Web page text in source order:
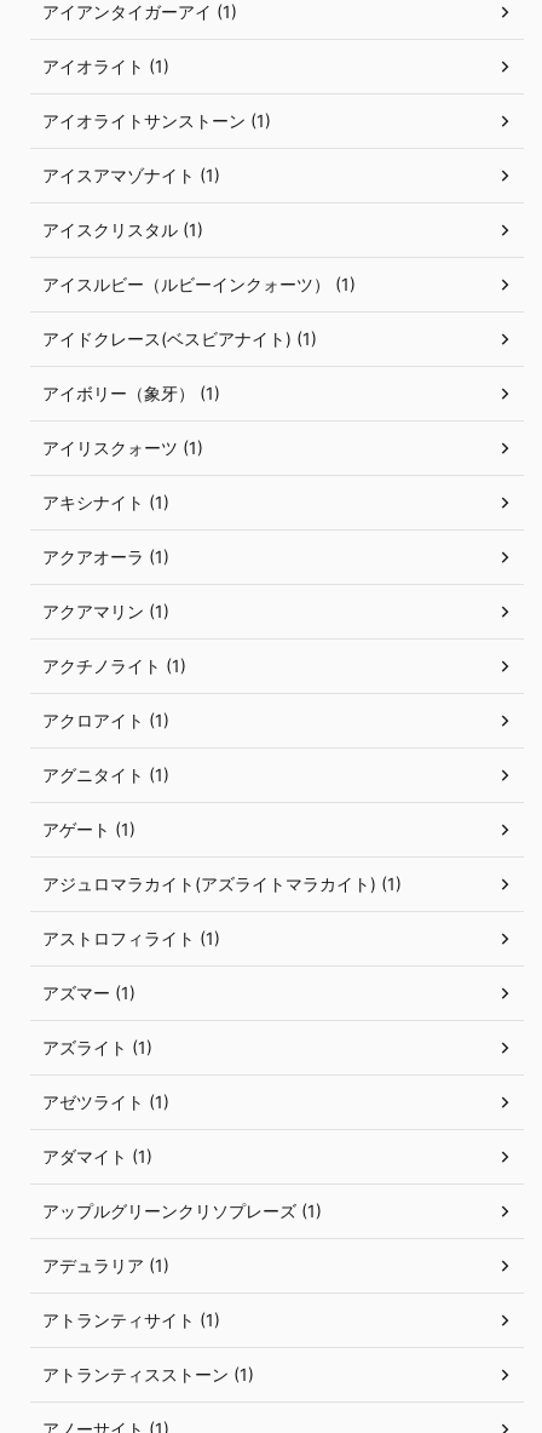
アイアンタイガーアイ (1)
アイオライト (1)
アイオライトサンストーン (1)
アイスアマゾナイト (1)
アイスクリスタル (1)
アイスルビー（ルビーインクォーツ） (1)
アイドクレース(ベスビアナイト) (1)
アイボリー（象牙） (1)
アイリスクォーツ (1)
アキシナイト (1)
アクアオーラ (1)
アクアマリン (1)
アクチノライト (1)
アクロアイト (1)
アグニタイト (1)
アゲート (1)
アジュロマラカイト(アズライトマラカイト) (1)
アストロフィライト (1)
アズマー (1)
アズライト (1)
アゼツライト (1)
アダマイト (1)
アップルグリーンクリソプレーズ (1)
アデュラリア (1)
アトランティサイト (1)
アトランティスストーン (1)